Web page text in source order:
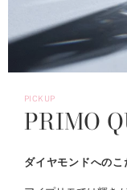
PICKUP
PRIMO
ダイヤモンドへのこ